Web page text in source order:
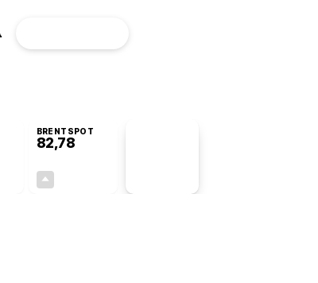
BRENTSPOT
82,78